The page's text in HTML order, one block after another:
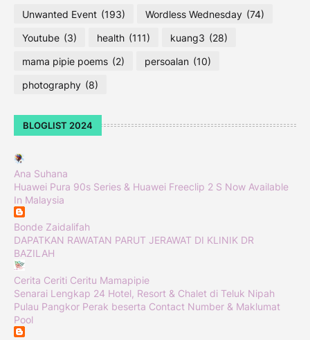
Unwanted Event (193) Wordless Wednesday (74)
Youtube (3) health (111) kuang3 (28)
mama pipie poems (2) persoalan (10)
photography (8)
BLOGLIST 2024
Ana Suhana
Huawei Pura 90s Series & Huawei Freeclip 2 S Now Available
In Malaysia
Bonde Zaidalifah
DAPATKAN RAWATAN PARUT JERAWAT DI KLINIK DR
BAZILAH
Cerita Ceriti Ceritu Mamapipie
Senarai Lengkap 24 Hotel, Resort & Chalet di Teluk Nipah
Pulau Pangkor Perak beserta Contact Number & Maklumat
Pool